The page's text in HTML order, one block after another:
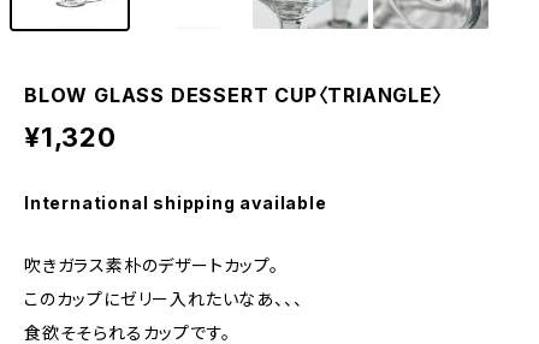
BLOW GLASS DESSERT CUP〈TRIANGLE〉
¥1,320
International shipping available
吹きガラス素朴のデザートカップ。
このカップにゼリー入れたいなあ、、、
食欲そそられるカップです。